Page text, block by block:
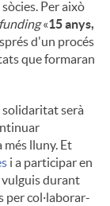
Per això
«15 anys,
d'un procés
que formaran
solidaritat serà
més lluny. Et
i a participar en
vulguis durant
per col·laborar-